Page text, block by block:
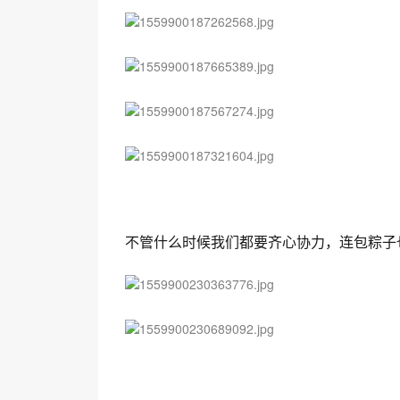
不管什么时候我们都要齐心协力，连包粽